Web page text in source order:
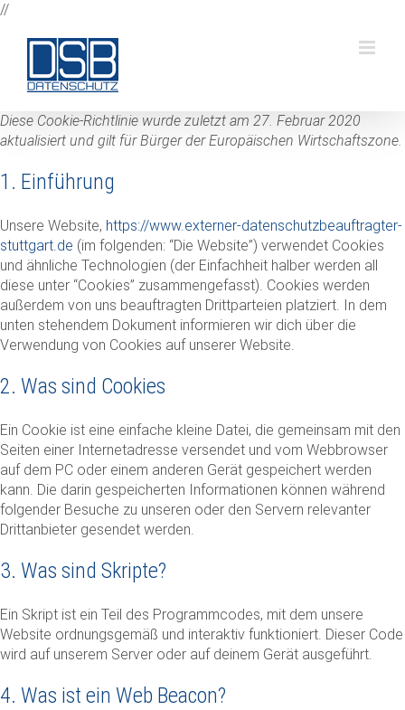
//Zum
springen
Diese Cookie-Richtlinie wurde zuletzt am 27. Februar 2020
aktualisiert und gilt für Bürger der Europäischen Wirtschaftszone.
1. Einführung
Unsere Website, https://www.externer-datenschutzbeauftragter-
stuttgart.de (im folgenden: “Die Website”) verwendet Cookies
und ähnliche Technologien (der Einfachheit halber werden all
diese unter “Cookies” zusammengefasst). Cookies werden
außerdem von uns beauftragten Drittparteien platziert. In dem
unten stehendem Dokument informieren wir dich über die
Verwendung von Cookies auf unserer Website.
2. Was sind Cookies
Ein Cookie ist eine einfache kleine Datei, die gemeinsam mit den
Seiten einer Internetadresse versendet und vom Webbrowser
auf dem PC oder einem anderen Gerät gespeichert werden
kann. Die darin gespeicherten Informationen können während
folgender Besuche zu unseren oder den Servern relevanter
Drittanbieter gesendet werden.
3. Was sind Skripte?
Ein Skript ist ein Teil des Programmcodes, mit dem unsere
Website ordnungsgemäß und interaktiv funktioniert. Dieser Code
wird auf unserem Server oder auf deinem Gerät ausgeführt.
4. Was ist ein Web Beacon?